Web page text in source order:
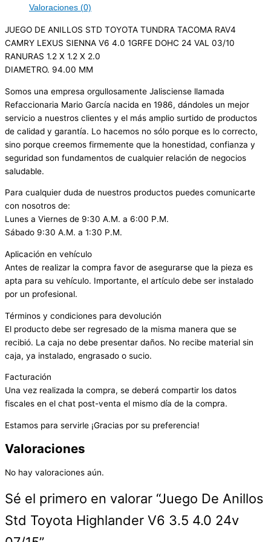
Valoraciones (0)
JUEGO DE ANILLOS STD TOYOTA TUNDRA TACOMA RAV4
CAMRY LEXUS SIENNA V6 4.0 1GRFE DOHC 24 VAL 03/10
RANURAS 1.2 X 1.2 X 2.0
DIAMETRO. 94.00 MM
Somos una empresa orgullosamente Jalisciense llamada
Refaccionaria Mario García nacida en 1986, dándoles un mejor
servicio a nuestros clientes y el más amplio surtido de productos
de calidad y garantía. Lo hacemos no sólo porque es lo correcto,
sino porque creemos firmemente que la honestidad, confianza y
seguridad son fundamentos de cualquier relación de negocios
saludable.
Para cualquier duda de nuestros productos puedes comunicarte
con nosotros de:
Lunes a Viernes de 9:30 A.M. a 6:00 P.M.
Sábado 9:30 A.M. a 1:30 P.M.
Aplicación en vehículo
Antes de realizar la compra favor de asegurarse que la pieza es
apta para su vehículo. Importante, el artículo debe ser instalado
por un profesional.
Términos y condiciones para devolución
El producto debe ser regresado de la misma manera que se
recibió. La caja no debe presentar daños. No recibe material sin
caja, ya instalado, engrasado o sucio.
Facturación
Una vez realizada la compra, se deberá compartir los datos
fiscales en el chat post-venta el mismo día de la compra.
Estamos para servirle ¡Gracias por su preferencia!
Valoraciones
No hay valoraciones aún.
Sé el primero en valorar “Juego De Anillos
Std Toyota Highlander V6 3.5 4.0 24v